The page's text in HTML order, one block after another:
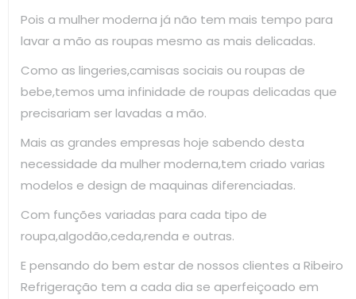
Pois a mulher moderna já não tem mais tempo para
lavar a mão as roupas mesmo as mais delicadas.
Como as lingeries,camisas sociais ou roupas de
bebe,temos uma infinidade de roupas delicadas que
precisariam ser lavadas a mão.
Mais as grandes empresas hoje sabendo desta
necessidade da mulher moderna,tem criado varias
modelos e design de maquinas diferenciadas.
Com funções variadas para cada tipo de
roupa,algodão,ceda,renda e outras.
E pensando do bem estar de nossos clientes a Ribeiro
Refrigeração tem a cada dia se aperfeiçoado em